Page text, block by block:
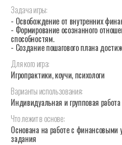
Задачаигры:
- Освобождение от внутренних
- Формирование осознанного
способностям.
- Создание пошагового плана
Длякого игра:
Игропрактики, коучи, психологи
Варианты использования:
Индивидуальная и групповая работа
Чтолежитв основе:
Основана на работе с
задания